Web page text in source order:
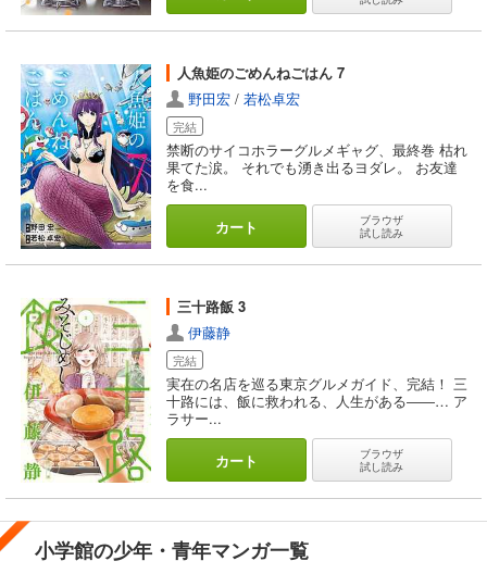
人魚姫のごめんねごはん 7
野田宏 / 若松卓宏
完結
禁断のサイコホラーグルメギャグ、最終巻 枯れ
果てた涙。 それでも湧き出るヨダレ。 お友達
を食...
カート
ブラウザ
試し読み
三十路飯 3
伊藤静
完結
実在の名店を巡る東京グルメガイド、完結！ 三
十路には、飯に救われる、人生がある――… ア
ラサー...
カート
ブラウザ
試し読み
小学館の少年・青年マンガ一覧